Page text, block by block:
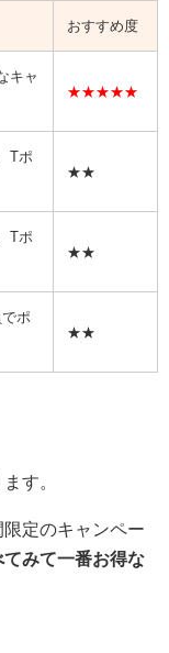
おすすめ度
キャ
★★★★★
Tポ
★★
Tポ
★★
ポ
★★
す。
定のキャンペー
てみて一番お得な